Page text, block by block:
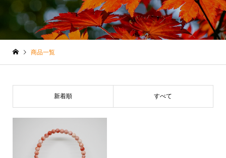
商品一覧
新着順 すべて